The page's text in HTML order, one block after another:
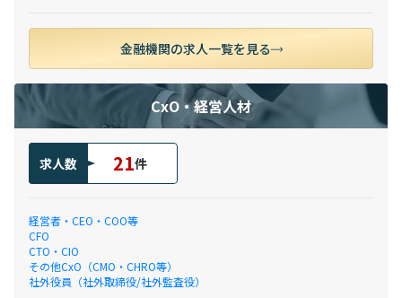
金融機関の求人一覧を見る
CxO・経営人材
求人数 21件
経営者・CEO・COO等
CFO
CTO・CIO
その他CxO（CMO・CHRO等）
社外役員（社外取締役/社外監査役）